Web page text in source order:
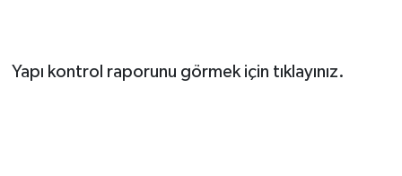
Yapı kontrol raporunu görmek için tıklayınız.